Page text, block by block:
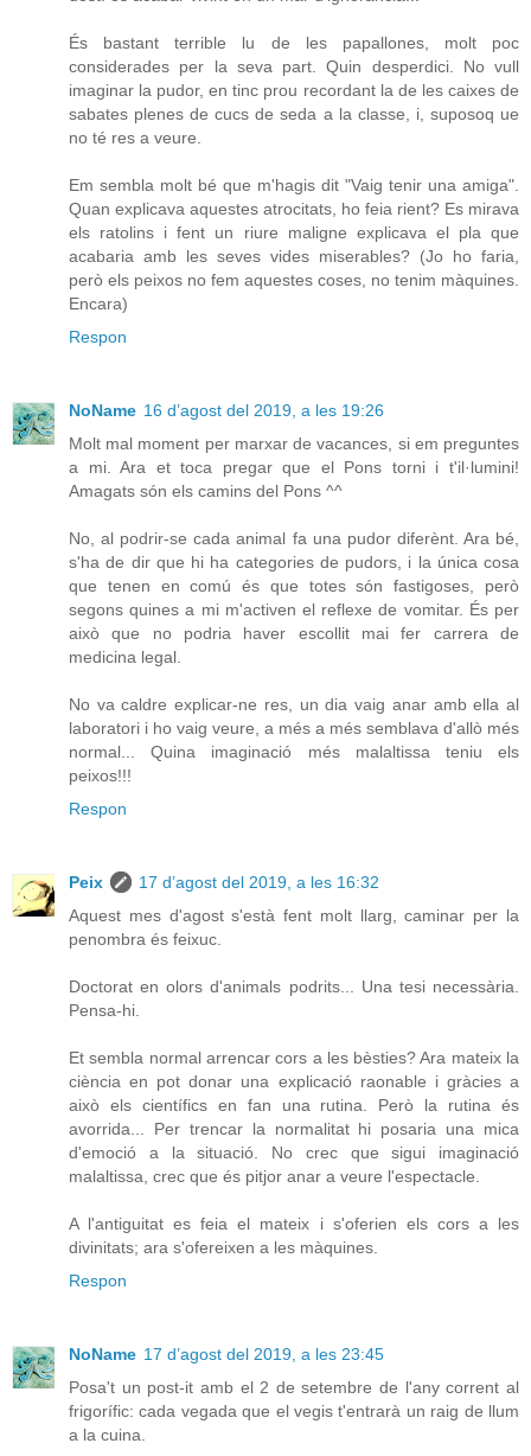
És bastant terrible lu de les papallones, molt poc
considerades per la seva part. Quin desperdici. No vull
imaginar la pudor, en tinc prou recordant la de les caixes de
sabates plenes de cucs de seda a la classe, i, suposoq ue
no té res a veure.
Em sembla molt bé que m'hagis dit "Vaig tenir una amiga".
Quan explicava aquestes atrocitats, ho feia rient? Es mirava
els ratolins i fent un riure maligne explicava el pla que
acabaria amb les seves vides miserables? (Jo ho faria,
però els peixos no fem aquestes coses, no tenim màquines.
Encara)
Respon
NoName 16 d’agost del 2019, a les 19:26
Molt mal moment per marxar de vacances, si em preguntes
a mi. Ara et toca pregar que el Pons torni i t'il·lumini!
Amagats són els camins del Pons ^^
No, al podrir-se cada animal fa una pudor diferènt. Ara bé,
s'ha de dir que hi ha categories de pudors, i la única cosa
que tenen en comú és que totes són fastigoses, però
segons quines a mi m'activen el reflexe de vomitar. És per
això que no podria haver escollit mai fer carrera de
medicina legal.
No va caldre explicar-ne res, un dia vaig anar amb ella al
laboratori i ho vaig veure, a més a més semblava d'allò més
normal... Quina imaginació més malaltissa teniu els
peixos!!!
Respon
Peix
17 d’agost del 2019, a les 16:32
Aquest mes d'agost s'està fent molt llarg, caminar per la
penombra és feixuc.
Doctorat en olors d'animals podrits... Una tesi necessària.
Pensa-hi.
Et sembla normal arrencar cors a les bèsties? Ara mateix la
ciència en pot donar una explicació raonable i gràcies a
això els científics en fan una rutina. Però la rutina és
avorrida... Per trencar la normalitat hi posaria una mica
d'emoció a la situació. No crec que sigui imaginació
malaltissa, crec que és pitjor anar a veure l'espectacle.
A l'antiguitat es feia el mateix i s'oferien els cors a les
divinitats; ara s'ofereixen a les màquines.
Respon
NoName 17 d’agost del 2019, a les 23:45
Posa't un post-it amb el 2 de setembre de l'any corrent al
frigorífic: cada vegada que el vegis t'entrarà un raig de llum
a la cuina.